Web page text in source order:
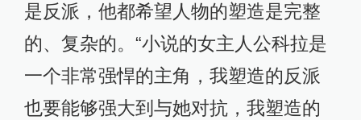
是反派，他都希望人物的塑造是完整
的、复杂的。“小说的女主人公科拉是
一个非常强悍的主角，我塑造的反派
也要能够强大到与她对抗，我塑造的